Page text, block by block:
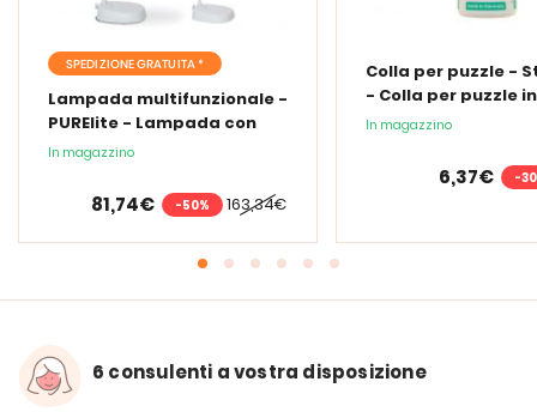
SPEDIZIONE GRATUITA *
Lampada multifunzionale -
PURElite - Lampada con
lente d'ingrandimento
In magazzino
163,34€
81,74€ -50%
Colla per puzzle -
- Colla per puzzle
In magazzino
6,37€ -
6 consulenti a vostra disposizione